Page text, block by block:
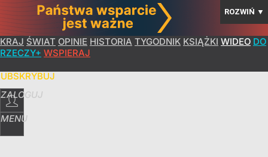
ROZWIŃ ▼
KRAJ ŚWIAT OPINIE HISTORIA TYGODNIK KSIĄŻKI WIDEO DO
RZECZY+ WSPIERAJ
ZALOGUJ
MENU